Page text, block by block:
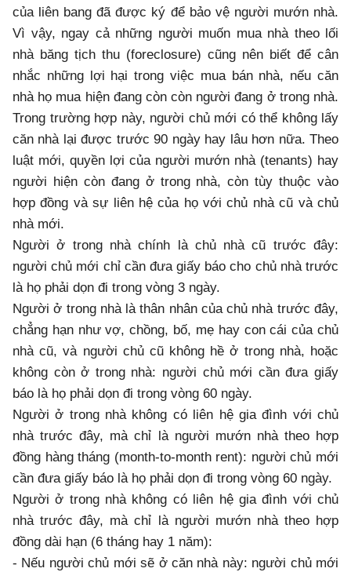
của liên bang đã được ký để bảo vệ người mướn nhà.
Vì vậy, ngay cả những người muốn mua nhà theo lối
nhà băng tịch thu (foreclosure) cũng nên biết để cân
nhắc những lợi hại trong việc mua bán nhà, nếu căn
nhà họ mua hiện đang còn còn người đang ở trong nhà.
Trong trường hợp này, người chủ mới có thể không lấy
căn nhà lại được trước 90 ngày hay lâu hơn nữa. Theo
luật mới, quyền lợi của người mướn nhà (tenants) hay
người hiện còn đang ở trong nhà, còn tùy thuộc vào
hợp đồng và sự liên hệ của họ với chủ nhà cũ và chủ
nhà mới.
Người ở trong nhà chính là chủ nhà cũ trước đây:
người chủ mới chỉ cần đưa giấy báo cho chủ nhà trước
là họ phải dọn đi trong vòng 3 ngày.
Người ở trong nhà là thân nhân của chủ nhà trước đây,
chẳng hạn như vợ, chồng, bố, mẹ hay con cái của chủ
nhà cũ, và người chủ cũ không hề ở trong nhà, hoặc
không còn ở trong nhà: người chủ mới cần đưa giấy
báo là họ phải dọn đi trong vòng 60 ngày.
Người ở trong nhà không có liên hệ gia đình với chủ
nhà trước đây, mà chỉ là người mướn nhà theo hợp
đồng hàng tháng (month-to-month rent): người chủ mới
cần đưa giấy báo là họ phải dọn đi trong vòng 60 ngày.
Người ở trong nhà không có liên hệ gia đình với chủ
nhà trước đây, mà chỉ là người mướn nhà theo hợp
đồng dài hạn (6 tháng hay 1 năm):
- Nếu người chủ mới sẽ ở căn nhà này: người chủ mới